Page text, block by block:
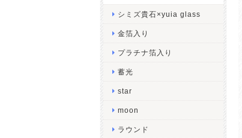
シミズ貴石×yuia glass
金箔入り
プラチナ箔入り
蓄光
star
moon
ラウンド